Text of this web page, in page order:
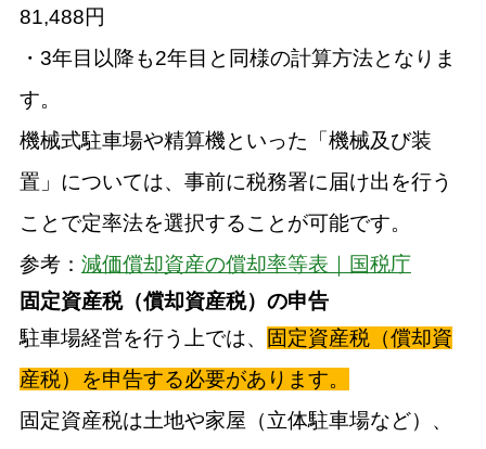
81,488円
・3年目以降も2年目と同様の計算方法となりま
す。
機械式駐車場や精算機といった「機械及び装
置」については、事前に税務署に届け出を行う
ことで定率法を選択することが可能です。
参考： 減価償却資産の償却率等表｜国税庁
固定資産税（償却資産税）の申告
駐車場経営を行う上では、
固定資産税（償却資
産税）を申告する必要があります。
固定資産税は土地や家屋（立体駐車場など）、